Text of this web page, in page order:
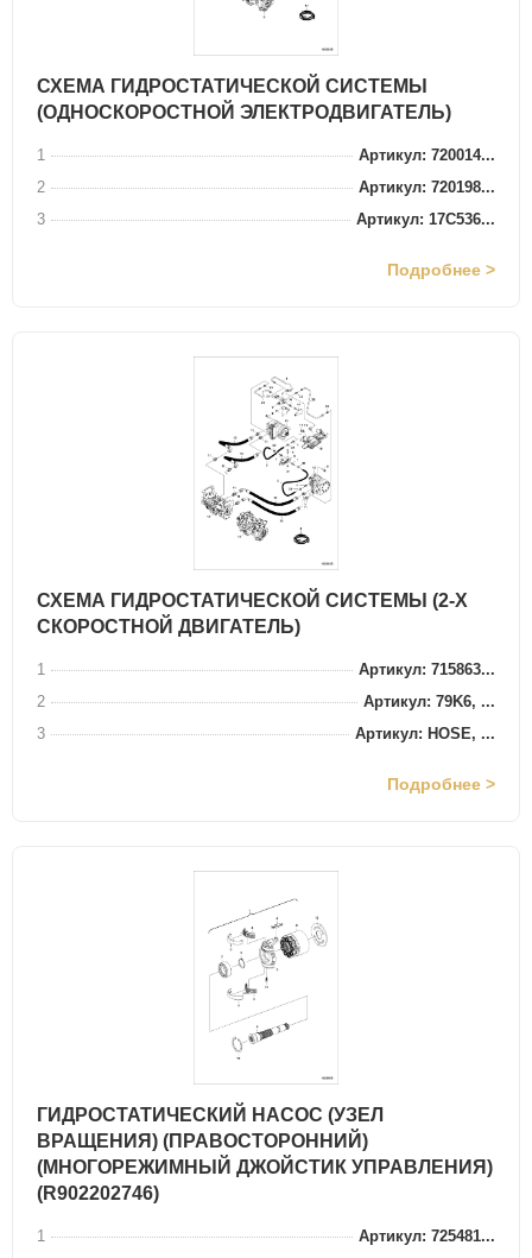
СХЕМА ГИДРОСТАТИЧЕСКОЙ СИСТЕМЫ
(ОДНОСКОРОСТНОЙ ЭЛЕКТРОДВИГАТЕЛЬ)
1
Артикул: 720014...
2
Артикул: 720198...
3
Артикул: 17C536...
Подробнее >
СХЕМА ГИДРОСТАТИЧЕСКОЙ СИСТЕМЫ (2-Х
СКОРОСТНОЙ ДВИГАТЕЛЬ)
1
Артикул: 715863...
2
Артикул: 79K6, ...
3
Артикул: HOSE, ...
Подробнее >
ГИДРОСТАТИЧЕСКИЙ НАСОС (УЗЕЛ
ВРАЩЕНИЯ) (ПРАВОСТОРОННИЙ)
(МНОГОРЕЖИМНЫЙ ДЖОЙСТИК УПРАВЛЕНИЯ)
(R902202746)
1
Артикул: 725481...